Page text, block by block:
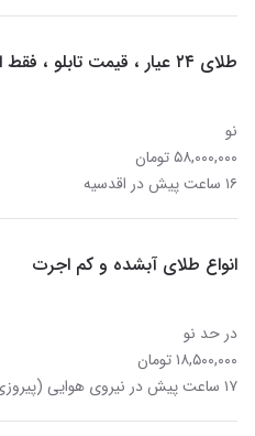
طلای ۲۴ عیار ، قیمت تابلو ، فقط امروز
نو
۵۸,۰۰۰,۰۰۰ تومان
۱۶ ساعت پیش در اقدسیه
انواع طلای آبشده و کم اجرت
در حد نو
۱۸,۵۰۰,۰۰۰ تومان
۱۷ ساعت پیش در نیروی هوایی (پیروزی)